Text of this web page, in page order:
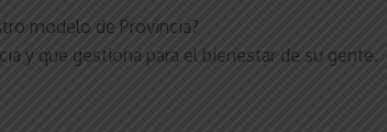
modelo de Provincia?
y que gestiona para el bienestar de su gente.